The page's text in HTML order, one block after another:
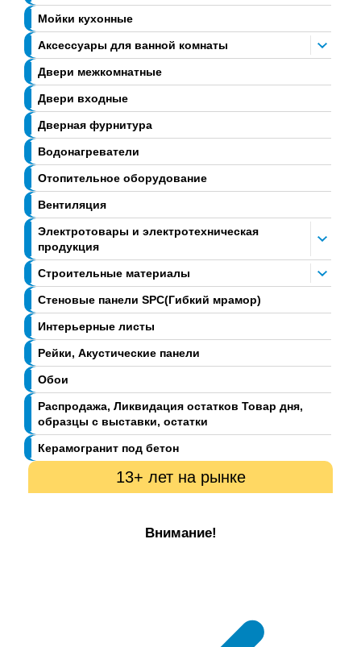
Мойки кухонные
Аксессуары для ванной комнаты
Двери межкомнатные
Двери входные
Дверная фурнитура
Водонагреватели
Отопительное оборудование
Вентиляция
Электротовары и электротехническая
продукция
Строительные материалы
Стеновые панели SPC(Гибкий мрамор)
Интерьерные листы
Рейки, Акустические панели
Обои
Распродажа, Ликвидация остатков Товар дня,
образцы с выставки, остатки
Керамогранит под бетон
13+ лет на рынке
Внимание!